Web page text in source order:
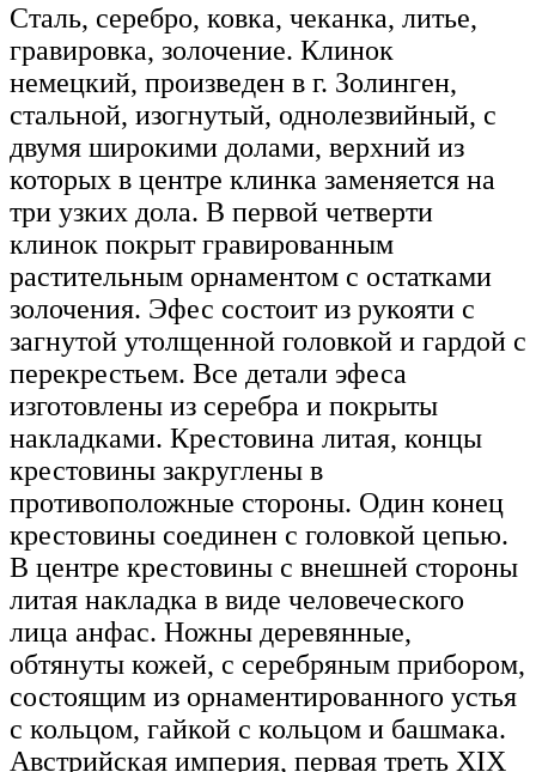
Сталь, серебро, ковка, чеканка, литье,
гравировка, золочение. Клинок
немецкий, произведен в г. Золинген,
стальной, изогнутый, однолезвийный, с
двумя широкими долами, верхний из
которых в центре клинка заменяется на
три узких дола. В первой четверти
клинок покрыт гравированным
растительным орнаментом с остатками
золочения. Эфес состоит из рукояти с
загнутой утолщенной головкой и гардой с
перекрестьем. Все детали эфеса
изготовлены из серебра и покрыты
накладками. Крестовина литая, концы
крестовины закруглены в
противоположные стороны. Один конец
крестовины соединен с головкой цепью.
В центре крестовины с внешней стороны
литая накладка в виде человеческого
лица анфас. Ножны деревянные,
обтянуты кожей, с серебряным прибором,
состоящим из орнаментированного устья
с кольцом, гайкой с кольцом и башмака.
Австрийская империя, первая треть XIX